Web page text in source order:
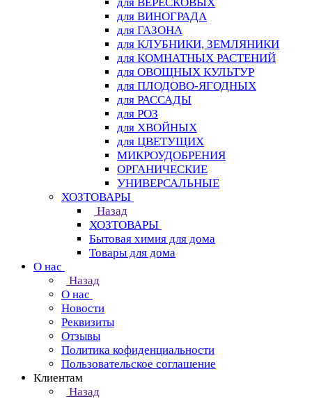
для ВИНОГРАДА
для ГАЗОНА
для КЛУБНИКИ, ЗЕМЛЯНИКИ
для КОМНАТНЫХ РАСТЕНИЙ
для ОВОЩНЫХ КУЛЬТУР
для ПЛОДОВО-ЯГОДНЫХ
для РАССАДЫ
для РОЗ
для ХВОЙНЫХ
для ЦВЕТУЩИХ
МИКРОУДОБРЕНИЯ
ОРГАНИЧЕСКИЕ
УНИВЕРСАЛЬНЫЕ
ХОЗТОВАРЫ
Назад
ХОЗТОВАРЫ
Бытовая химия для дома
Товары для дома
О нас
Назад
О нас
Новости
Реквизиты
Отзывы
Политика кофиденциальности
Пользовательское соглашение
Клиентам
Назад